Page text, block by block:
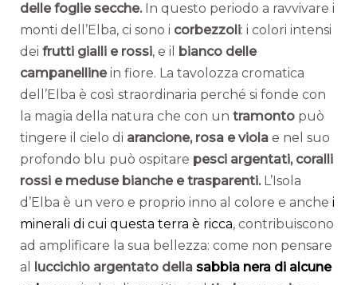
delle foglie secche.In questo periodo a ravvivare i
monti dell’Elba, ci sono i corbezzoli: i colori intensi
deifrutti gialli e rossi, e il
bianco delle
campanellinein fiore. La tavolozza cromatica
dell’Elba è così straordinaria perché si fonde con
la magia della natura che con untramonto può
tingere il cielo di arancione, rosa e viola e nel suo
profondo blu può ospitare pesci argentati, coralli
rossi e meduse bianche e trasparenti.L’Isola
d’Elba è un vero e proprio inno al colore e anchei
minerali di cui questa terra è ricca, contribuiscono
ad amplificare la sua bellezza: come non pensare
al
luccichio argentato dellasabbia nera di alcune